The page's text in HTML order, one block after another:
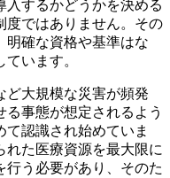
入するかどうかを決める
度ではありません。その
明確な資格や基準はな
います。
ど大規模な災害が頻発
る事態が想定されるよう
認識され始めていま
れた医療資源を最大限に
行う必要があり、そのた